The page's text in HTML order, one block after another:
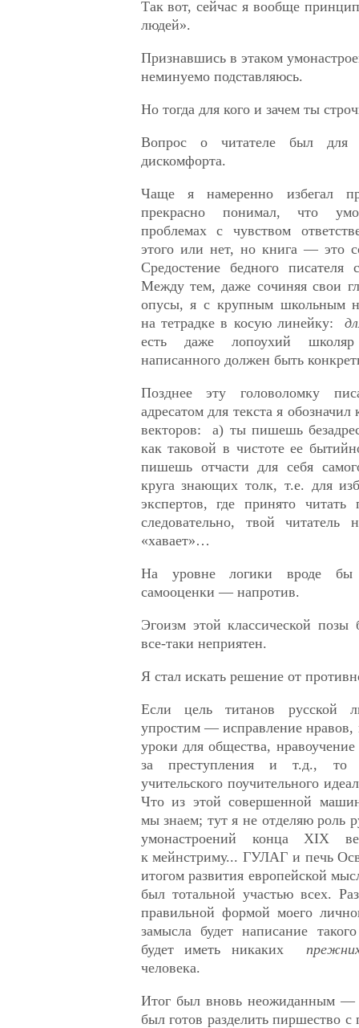
Так вот, сейчас я вообще
людей».
Признавшись в этаком
неминуемо подставляюсь.
Но тогда для кого и зачем ты
Вопрос о читателе был для
дискомфорта.
Чаще я намеренно избегал
прекрасно понимал, что
проблемах с чувством
этого или нет, но книга — это
Средостение бедного писателя
Между тем, даже сочиняя свои
опусы, я с крупным школьным
на тетрадке в косую линейку:
есть даже лопоухий
написанного должен быть
Позднее эту головоломку
адресатом для текста я
векторов: a) ты пишешь
как таковой в чистоте ее
пишешь отчасти для себя
круга знающих толк, т.е. для
экспертов, где принято
следовательно, твой
«хавает»…
На уровне логики вроде
самооценки — напротив.
Эгоизм этой классической
все-таки неприятен.
Я стал искать решение от
Если цель титанов русской
упростим — исправление нравов,
уроки для общества,
за преступления и т.д., то
учительского поучительного
Что из этой совершенной
мы знаем; тут я не отделяю роль
умонастроений конца XIX
к мейнстриму... ГУЛАГ и печь
итогом развития европейской
был тотальной участью всех.
правильной формой моего
замысла будет написание
будет иметь никаких
человека.
Итог был вновь неожиданным —
был готов разделить пиршество с